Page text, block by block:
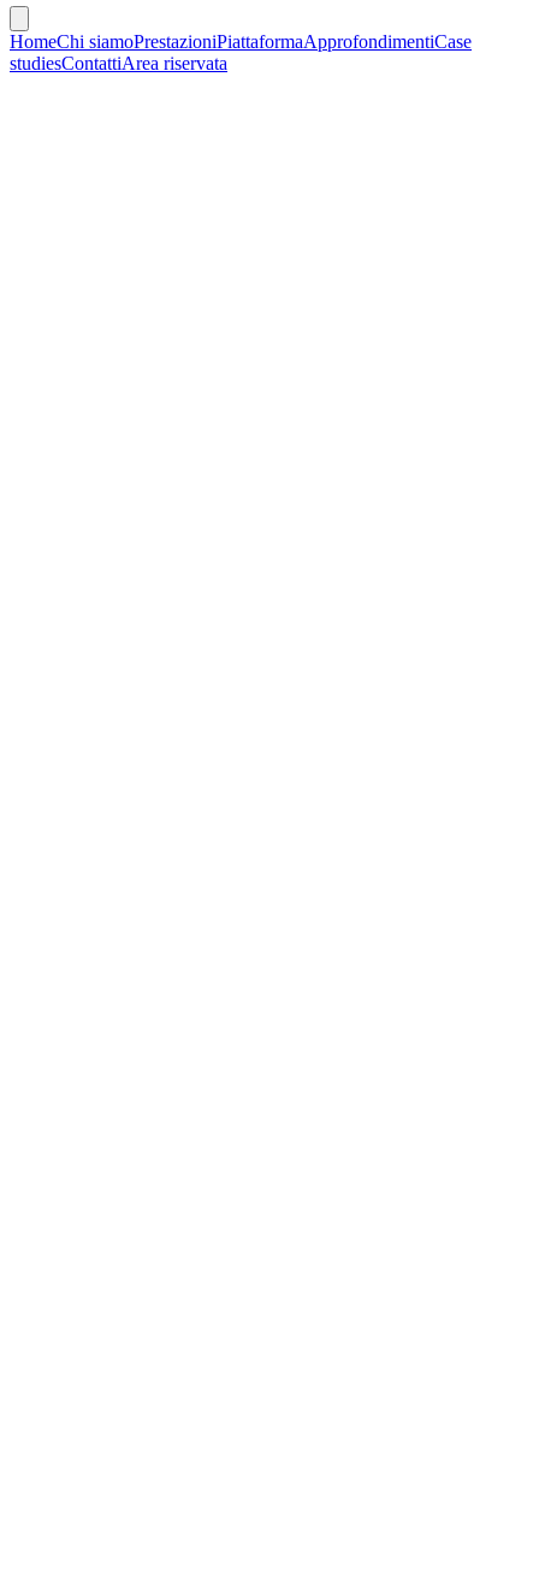
HomeChi siamoPrestazioniPiattaformaApprofondimentiCase
studiesContattiArea riservata